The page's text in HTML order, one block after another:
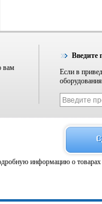
вам
Введите
Если в
информацию о товарах